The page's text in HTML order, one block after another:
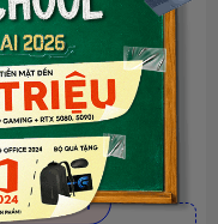
Hàng chính hãng
NĂM